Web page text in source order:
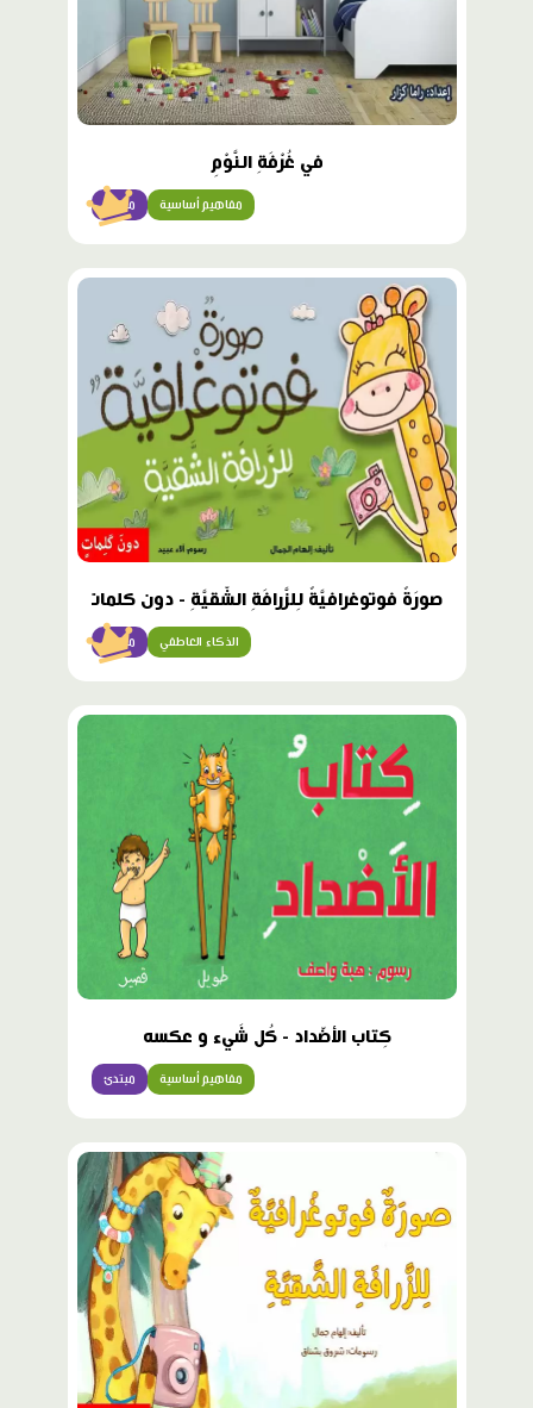
في غُرْفَةِ النَّوْمِ
مبتدئ مفاهيم أساسية
محتوى
مميّز
صورَةٌ فوتوغرافيَّةٌ لِلزَّرافَةِ الشَّقيَّةِ - دون كلمات
مبتدئ الذكاء العاطفي
كِتاب الأضّداد - كُل شَيء و عكسه
مبتدئ مفاهيم أساسية